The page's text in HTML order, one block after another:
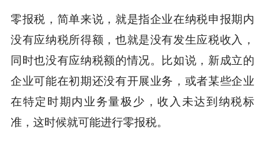
零报税，简单来说，就是指企业在纳税申报期内
没有应纳税所得额，也就是没有发生应税收入，
同时也没有应纳税额的情况。比如说，新成立的
企业可能在初期还没有开展业务，或者某些企业
在特定时期内业务量极少，收入未达到纳税标
准，这时候就可能进行零报税。